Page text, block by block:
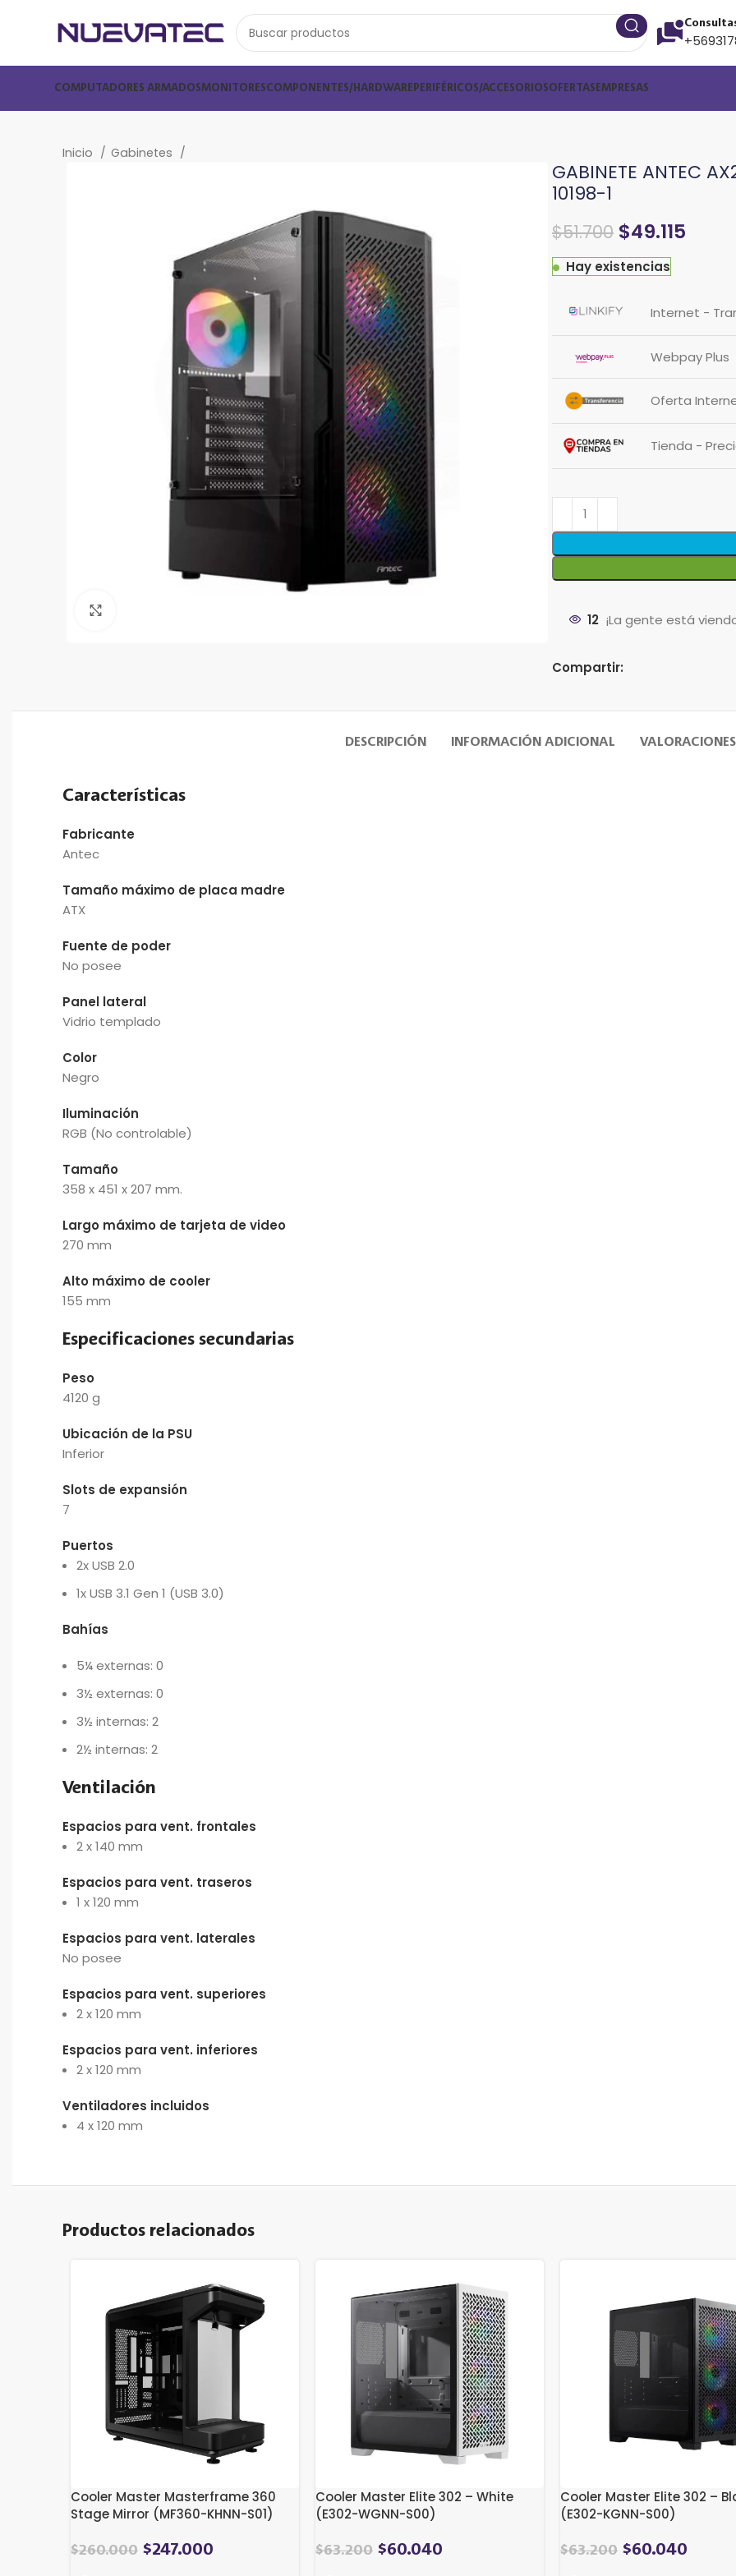
COMPUTADORES ARMADOSMONITORESCOMPONENTES/HARDWARE PERIFÉRICOS/ACCESORIOSOFERTAS EMPRESAS
Inicio Gabinetes
GABINETE ANTEC
10198-1
$51.700 $49.115
Hay existencias
Internet -
Webpay Plus
Oferta
Tienda -
12 ¡La gente está
Compartir:
DESCRIPCIÓN INFORMACIÓN ADICIONAL
Características
Fabricante
Antec
Tamaño máximo de placa madre
ATX
Fuente de poder
No posee
Panel lateral
Vidrio templado
Color
Negro
Iluminación
RGB (No controlable)
Tamaño
358 x 451 x 207 mm.
Largo máximo de tarjeta de video
270 mm
Alto máximo de cooler
155 mm
Especificaciones secundarias
Peso
4120 g
Ubicación de la PSU
Inferior
Slots de expansión
7
Puertos
2x USB 2.0
1x USB 3.1 Gen 1 (USB 3.0)
Bahías
5¼ externas: 0
3½ externas: 0
3½ internas: 2
2½ internas: 2
Ventilación
Espacios para vent. frontales
2 x 140 mm
Espacios para vent. traseros
1 x 120 mm
Espacios para vent. laterales
No posee
Espacios para vent. superiores
2 x 120 mm
Espacios para vent. inferiores
2 x 120 mm
Ventiladores incluidos
4 x 120 mm
Productos relacionados
Cooler Master Masterframe 360
Stage Mirror (MF360-KHNN-S01)
$260.000 $247.000
Cooler Master Elite 302 – White
(E302-WGNN-S00)
$63.200 $60.040
Cooler Master Elite 302 –
(E302-KGNN-S00)
$63.200 $60.040